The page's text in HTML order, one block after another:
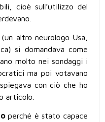
cioè sull’utilizzo del
altro neurologo Usa,
si domandava come
molto nei sondaggi i
ma poi votavano
con ciò che ho
articolo.
perché è stato capace